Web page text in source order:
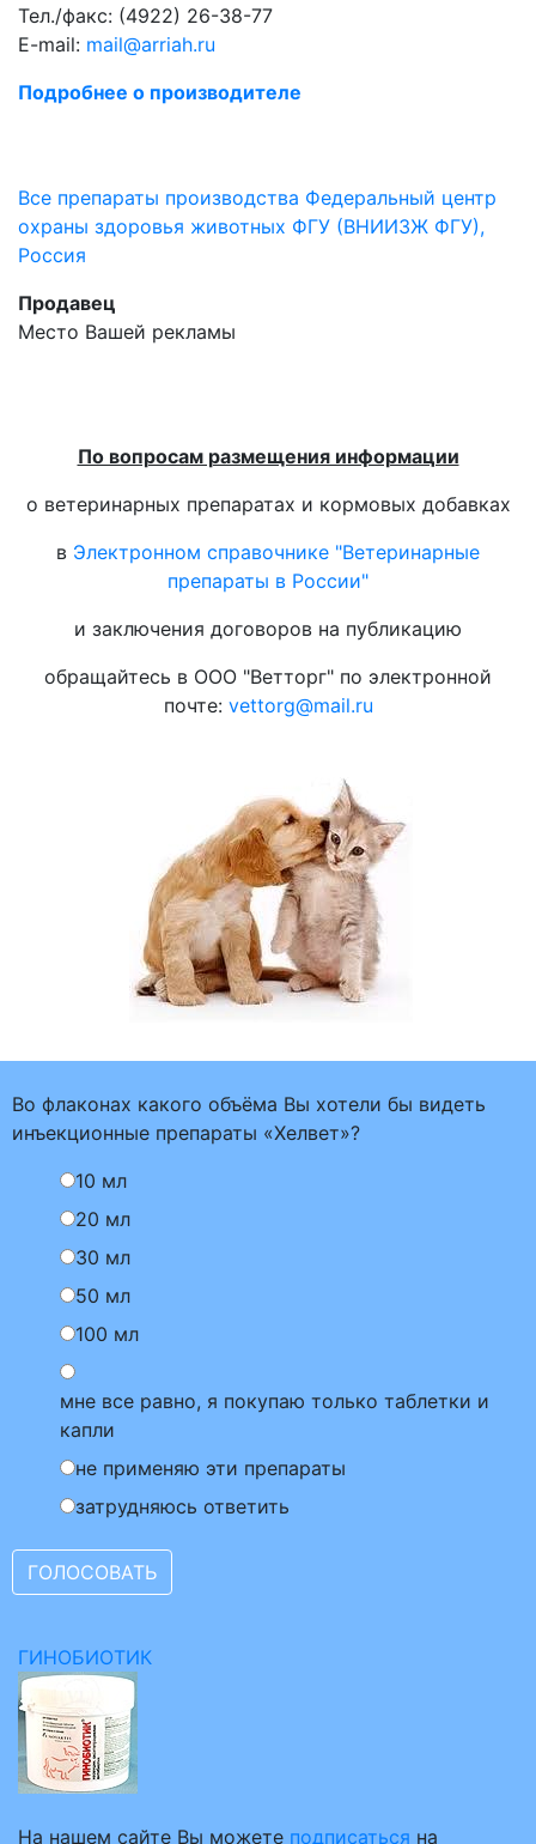
Тел./факс: (4922) 26-38-77
E-mail: mail@arriah.ru
Подробнее о производителе
Все препараты производства Федеральный центр
охраны здоровья животных ФГУ (ВНИИЗЖ ФГУ),
Россия
Продавец
Место Вашей рекламы
По вопросам размещения информации
о ветеринарных препаратах и кормовых добавках
в Электронном справочнике "Ветеринарные
препараты в России"
и заключения договоров на публикацию
обращайтесь в ООО "Ветторг" по электронной
почте: vettorg@mail.ru
Во флаконах какого объёма Вы хотели бы видеть
инъекционные препараты «Хелвет»?
10 мл
20 мл
30 мл
50 мл
100 мл
мне все равно, я покупаю только таблетки и
капли
не применяю эти препараты
затрудняюсь ответить
ГИНОБИОТИК
На нашем сайте Вы можете подписаться на